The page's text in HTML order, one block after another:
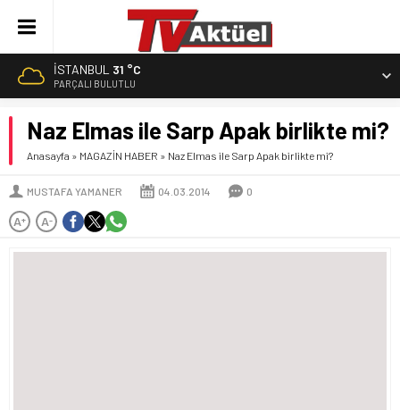
İSTANBUL 31 °C
PARÇALI BULUTLU
Naz Elmas ile Sarp Apak birlikte mi?
Anasayfa » MAGAZİN HABER » Naz Elmas ile Sarp Apak birlikte mi?
MUSTAFA YAMANER 04.03.2014 0
A+ A-